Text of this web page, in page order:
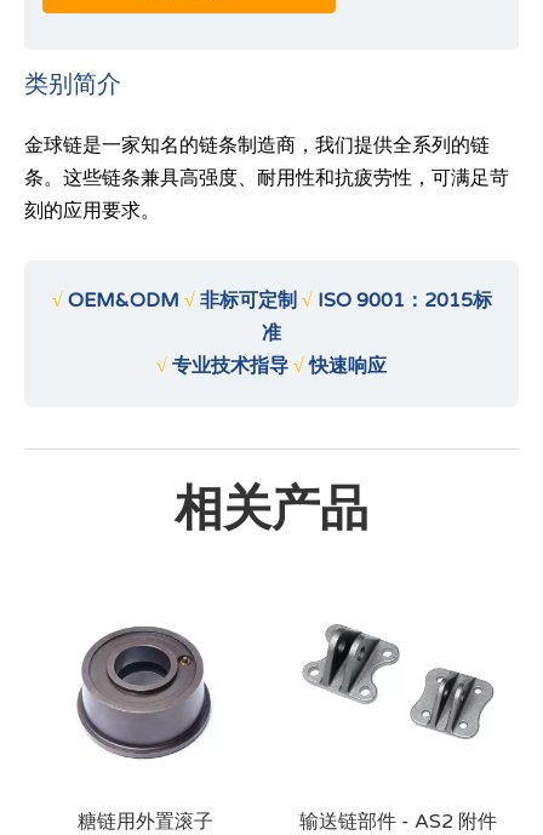
类别简介
金球链是一家知名的链条制造商，我们提供全系列的链
条。这些链条兼具高强度、耐用性和抗疲劳性，可满足苛
刻的应用要求。
√ OEM&ODM √ 非标可定制 √ ISO 9001：2015标
准
√ 专业技术指导 √ 快速响应
相关产品
糖链用外置滚子 输送链部件 - AS2 附件